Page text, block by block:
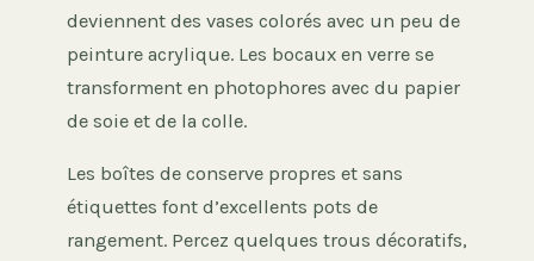
deviennent des vases colorés avec un peu de
peinture acrylique. Les bocaux en verre se
transforment en photophores avec du papier
de soie et de la colle.
Les boîtes de conserve propres et sans
étiquettes font d’excellents pots de
rangement. Percez quelques trous décoratifs,